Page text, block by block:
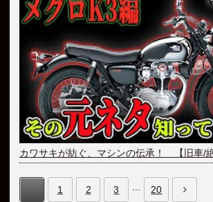
カワサキが紡ぐ、マシンの伝承！ 【旧車/絶
1 2 3 20